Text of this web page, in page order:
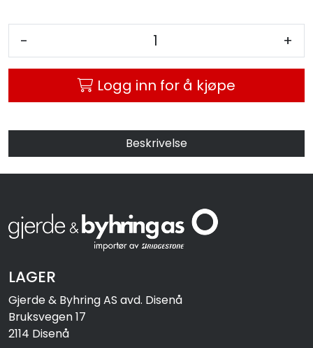
- +
Logg inn for å kjøpe
Beskrivelse
LAGER
Gjerde & Byhring AS avd. Disenå
Bruksvegen 17
2114 Disenå
Tilbudstorget